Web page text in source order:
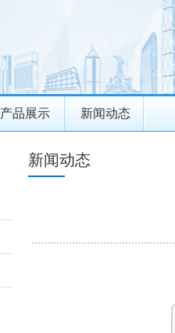
产品展示 新闻动态
新闻动态